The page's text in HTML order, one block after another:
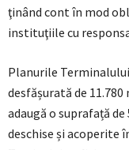
ţinând cont în mod
instituţiile cu
Planurile
desfășurată de
adaugă o suprafață
deschise și acoperite